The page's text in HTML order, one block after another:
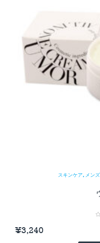
スキンケア, メン
¥3,240